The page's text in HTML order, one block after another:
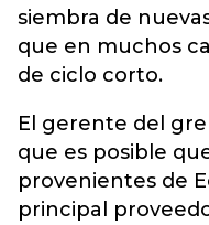
siembra de
que en muchos
de ciclo corto.
El gerente del
que es posible
provenientes de
principal